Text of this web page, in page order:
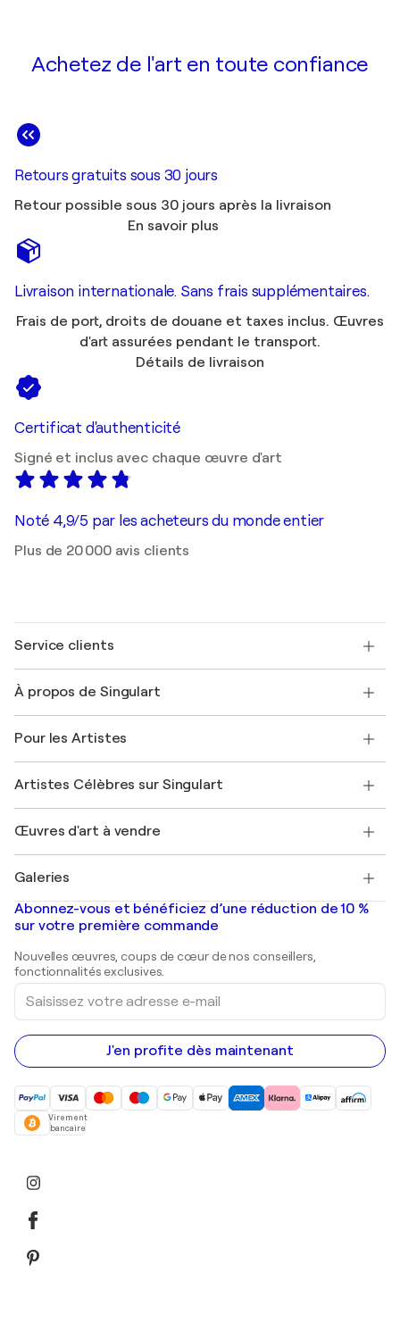
Achetez de l'art en toute confiance
Retours gratuits sous 30 jours
Retour possible sous 30 jours après la livraison
En savoir plus
Livraison internationale. Sans frais supplémentaires.
Frais de port, droits de douane et taxes inclus. Œuvres
d'art assurées pendant le transport.
Détails de livraison
Certificat d'authenticité
Signé et inclus avec chaque œuvre d'art
Noté 4,9/5 par les acheteurs du monde entier
Plus de 20 000 avis clients
Service clients
Expédition
Offrir une carte cadeau
Rejoignez notre programme commercial
Mon compte
+33 1 76 44 06 42
À propos de Singulart
FAQ
Magazine Singulart
Emplois
Découvrez une sélection d'art original
Pour les Artistes
Se connecter en tant qu'Artiste
Artistes Célèbres sur Singulart
Marc Chagall
Banksy
Mr. Brainwash
Shepard Fairey
Œuvres d'art à vendre
Tableaux abstraits à vendre
Peintures de paysage
Estampes
Peintures acryliques
Galeries
Galeries d'art en France
Galeries d'art en Belgique
Abonnez-vous et bénéficiez d’une réduction de 10 %
sur votre première commande
Nouvelles œuvres, coups de cœur de nos conseillers,
fonctionnalités exclusives.
Saisissez
votre
adresse
e-
mail
J'en profite dès maintenant
Virement
bancaire